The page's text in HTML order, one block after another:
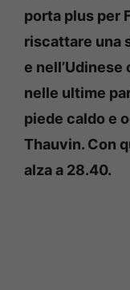
porta plus per
riscattare una
e
nelle ultime
piede caldo e
Thauvin. Con
alza a 28.40.